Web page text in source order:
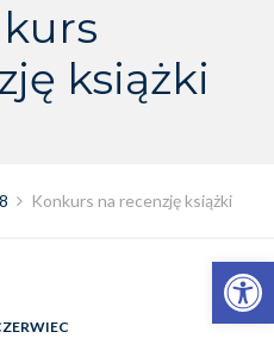
Otwórz pasek narzędzi
książki
8 Konkurs na recenzję książki